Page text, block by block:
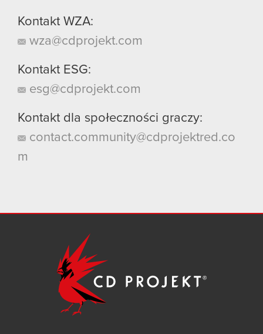
Kontakt WZA:
wza@cdprojekt.com
Kontakt ESG:
esg@cdprojekt.com
Kontakt dla społeczności graczy:
contact.community@cdprojektred.co
m